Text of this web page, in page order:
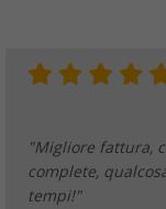
"Migliore fattura,
complete,
tempi!"